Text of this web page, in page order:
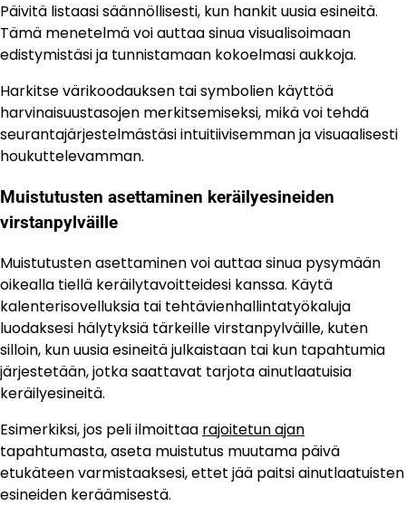
Päivitä listaasi säännöllisesti, kun hankit uusia esineitä.
Tämä menetelmä voi auttaa sinua visualisoimaan
edistymistäsi ja tunnistamaan kokoelmasi aukkoja.
Harkitse värikoodauksen tai symbolien käyttöä
harvinaisuustasojen merkitsemiseksi, mikä voi tehdä
seurantajärjestelmästäsi intuitiivisemman ja visuaalisesti
houkuttelevamman.
Muistutusten asettaminen keräilyesineiden
virstanpylväille
Muistutusten asettaminen voi auttaa sinua pysymään
oikealla tiellä keräilytavoitteidesi kanssa. Käytä
kalenterisovelluksia tai tehtävienhallintatyökaluja
luodaksesi hälytyksiä tärkeille virstanpylväille, kuten
silloin, kun uusia esineitä julkaistaan tai kun tapahtumia
järjestetään, jotka saattavat tarjota ainutlaatuisia
keräilyesineitä.
Esimerkiksi, jos peli ilmoittaa rajoitetun ajan
tapahtumasta, aseta muistutus muutama päivä
etukäteen varmistaaksesi, ettet jää paitsi ainutlaatuisten
esineiden keräämisestä.